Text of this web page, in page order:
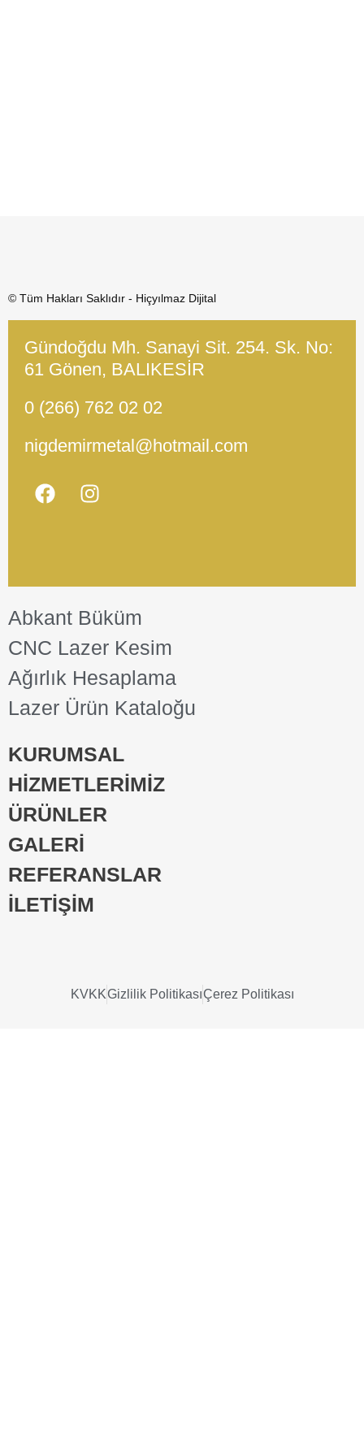
© Tüm Hakları Saklıdır - Hiçyılmaz Dijital
Gündoğdu Mh. Sanayi Sit. 254. Sk. No:
61 Gönen, BALIKESİR
0 (266) 762 02 02
nigdemirmetal@hotmail.com
Abkant Büküm
CNC Lazer Kesim
Ağırlık Hesaplama
Lazer Ürün Kataloğu
KURUMSAL
HİZMETLERİMİZ
ÜRÜNLER
GALERİ
REFERANSLAR
İLETİŞİM
KVKKGizlilik PolitikasıÇerez Politikası